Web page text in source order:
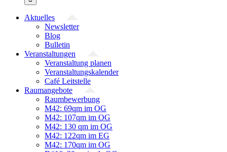
Aktuelles
Newsletter
Blog
Bulletin
Veranstaltungen
Veranstaltung planen
Veranstaltungskalender
Café Leitstelle
Raumangebote
Raumbewerbung
M42: 69qm im OG
M42: 107qm im OG
M42: 130 qm im OG
M42: 122qm im EG
M42: 170qm im OG